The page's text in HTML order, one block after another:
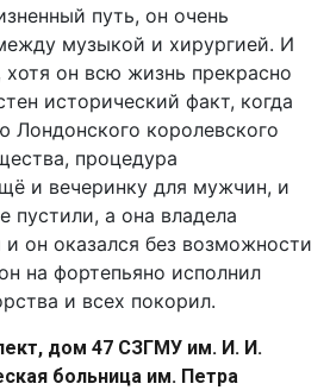
путь, он очень
музыкой и хирургией. И
хотя он всю жизнь прекрасно
исторический факт, когда
Лондонского королевского
процедура
и вечеринку для мужчин, и
пустили, а она владела
он оказался без возможности
на фортепьяно исполнил
и всех покорил.
дом 47 СЗГМУ им. И. И.
больница им. Петра